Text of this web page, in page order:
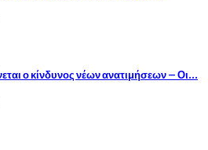
ο κίνδυνος νέων ανατιμήσεων – Οι…